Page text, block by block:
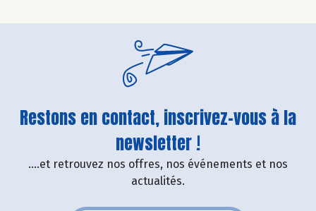
Restons en contact, inscrivez-vous à la
newsletter !
....et retrouvez nos offres, nos événements et nos
actualités.